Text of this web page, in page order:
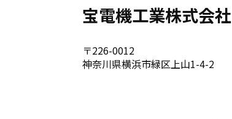
宝電機工業株式会社
〒226-0012
神奈川県横浜市緑区上山1-4-2